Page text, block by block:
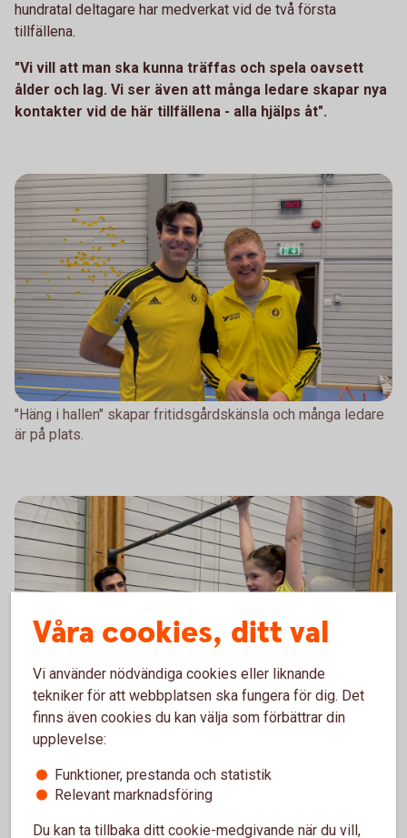
hundratal deltagare har medverkat vid de två första
tillfällena.
"Vi vill att man ska kunna träffas och spela oavsett
ålder och lag. Vi ser även att många ledare skapar nya
kontakter vid de här tillfällena - alla hjälps åt".
"Häng i hallen" skapar fritidsgårdskänsla och många ledare
är på plats.
Olika moment som att hoppa högt eller hänga så länge man
Våra cookies, ditt val
Vi använder nödvändiga cookies eller liknande
tekniker för att webbplatsen ska fungera för dig. Det
finns även cookies du kan välja som förbättrar din
upplevelse:
Funktioner, prestanda och statistik
Relevant marknadsföring
Du kan ta tillbaka ditt cookie-medgivande när du vill,